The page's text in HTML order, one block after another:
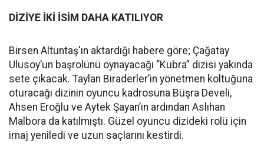
DİZİYE İKİ İSİM DAHA KATILIYOR
Birsen Altuntaş'ın aktardığı habere göre; Çağatay
Ulusoy’un başrolünü oynayacağı “Kubra” dizisi yakında
sete çıkacak. Taylan Biraderler’in yönetmen koltuğuna
oturacağı dizinin oyuncu kadrosuna Büşra Develi,
Ahsen Eroğlu ve Aytek Şayan’ın ardından Aslıhan
Malbora da katılmıştı. Güzel oyuncu dizideki rolü için
imaj yeniledi ve uzun saçlarını kestirdi.